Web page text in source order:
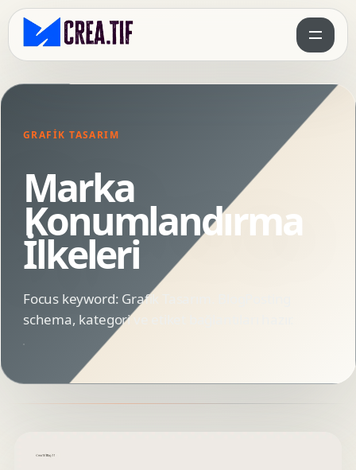
GRAFIK TASARIM
Marka
Konumlandırma
İlkeleri
Focus keyword: Grafik Tasarım. BlogPosting
schema, kategori ve etiket bağlantıları hazır.